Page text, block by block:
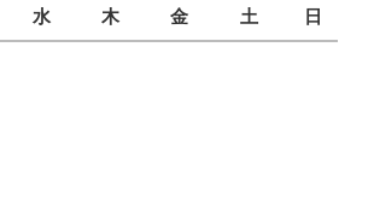
水 木 金 土 日